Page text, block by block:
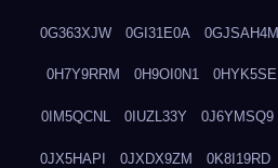
0G363XJW 0GI31E0A 0GJSAH4M
0H7Y9RRM 0H9OI0N1 0HYK5SEI
0IM5QCNL 0IUZL33Y 0J6YMSQ9
0JX5HAPI 0JXDX9ZM 0K8I19RD